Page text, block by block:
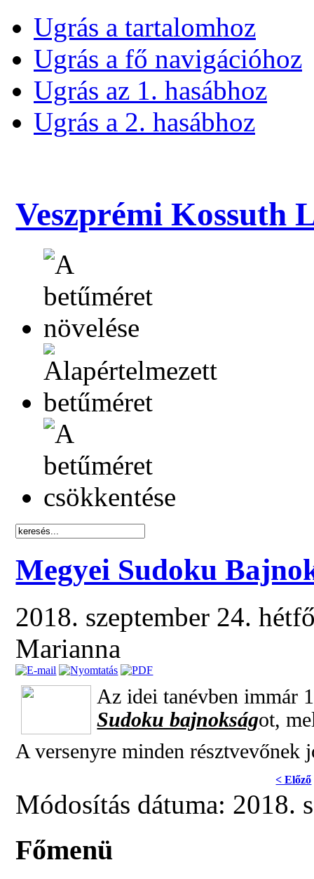
Ugrás a tartalomhoz
Ugrás a fő navigációhoz
Ugrás az 1. hasábhoz
Ugrás a 2. hasábhoz
Veszprémi Kossuth
Megyei Sudoku
2018. szeptember 24.
Marianna
Az idei tanévben immár
Sudoku bajnokságot,
A versenyre minden résztvevőnek
< Előző
Módosítás dátuma: 2018.
Főmenü